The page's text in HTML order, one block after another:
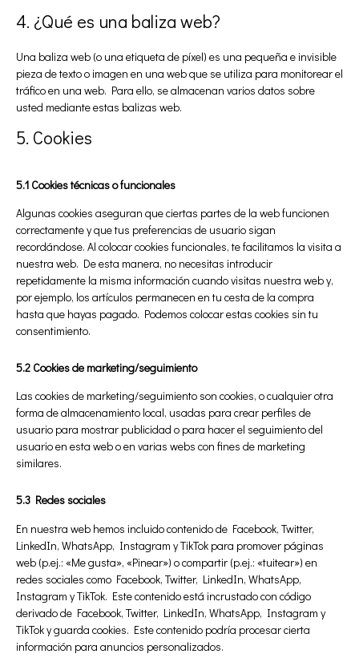
4. ¿Qué es una baliza web?
Una baliza web (o una etiqueta de píxel) es una pequeña e invisible
pieza de texto o imagen en una web que se utiliza para monitorear el
tráfico en una web. Para ello, se almacenan varios datos sobre
usted mediante estas balizas web.
5. Cookies
5.1 Cookies técnicas o funcionales
Algunas cookies aseguran que ciertas partes de la web funcionen
correctamente y que tus preferencias de usuario sigan
recordándose. Al colocar cookies funcionales, te facilitamos la visita a
nuestra web. De esta manera, no necesitas introducir
repetidamente la misma información cuando visitas nuestra web y,
por ejemplo, los artículos permanecen en tu cesta de la compra
hasta que hayas pagado. Podemos colocar estas cookies sin tu
consentimiento.
5.2 Cookies de marketing/seguimiento
Las cookies de marketing/seguimiento son cookies, o cualquier otra
forma de almacenamiento local, usadas para crear perfiles de
usuario para mostrar publicidad o para hacer el seguimiento del
usuario en esta web o en varias webs con fines de marketing
similares.
5.3 Redes sociales
En nuestra web hemos incluido contenido de Facebook, Twitter,
LinkedIn, WhatsApp, Instagram y TikTok para promover páginas
web (p.ej.: «Me gusta», «Pinear») o compartir (p.ej.: «tuitear») en
redes sociales como Facebook, Twitter, LinkedIn, WhatsApp,
Instagram y TikTok. Este contenido está incrustado con código
derivado de Facebook, Twitter, LinkedIn, WhatsApp, Instagram y
TikTok y guarda cookies. Este contenido podría procesar cierta
información para anuncios personalizados.